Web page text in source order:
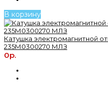
В корзину
Катушка электромагнитной
235М0300270 МЛЗ
0р.